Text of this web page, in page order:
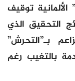
توقيف
التحقيق الذي
بـ”التحرش”
بالتغيب رغم